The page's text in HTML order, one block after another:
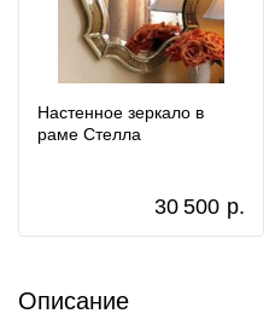
Настенное зеркало в
раме Стелла
30 500 р.
Описание